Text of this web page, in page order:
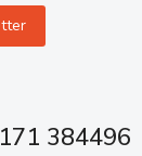
384496